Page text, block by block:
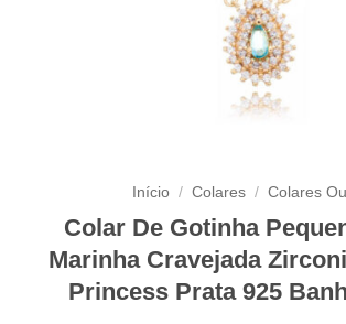
Início / Colares / Colares
Colar De Gotinha
Marinha Cravejada
Princess Prata 925